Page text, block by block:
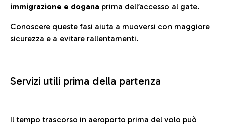
immigrazione e dogana prima dell’accesso al gate.
Conoscere queste fasi aiuta a muoversi con maggiore
sicurezza e a evitare rallentamenti.
Servizi utili prima della partenza
Il tempo trascorso in aeroporto prima del volo può